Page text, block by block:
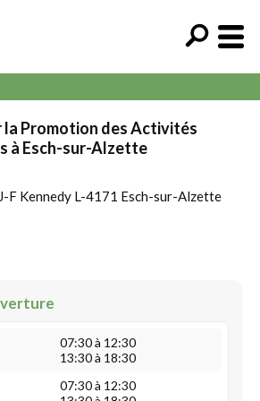
Promotion des Activités
à Esch-sur-Alzette
F Kennedy L-4171 Esch-sur-Alzette
07:30 à 12:30
13:30 à 18:30
07:30 à 12:30